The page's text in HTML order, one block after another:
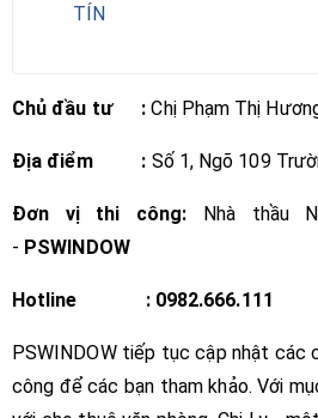
TÍN
Chủ đầu tư : Chị Phạm Thị
Địa điểm : Số 1, Ngõ 109
Đơn vị thi công: Nhà thầu
- PSWINDOW
Hotline : 0982.666.111
PSWINDOW tiếp tục cập nhật các
công để các bạn tham khảo. Với